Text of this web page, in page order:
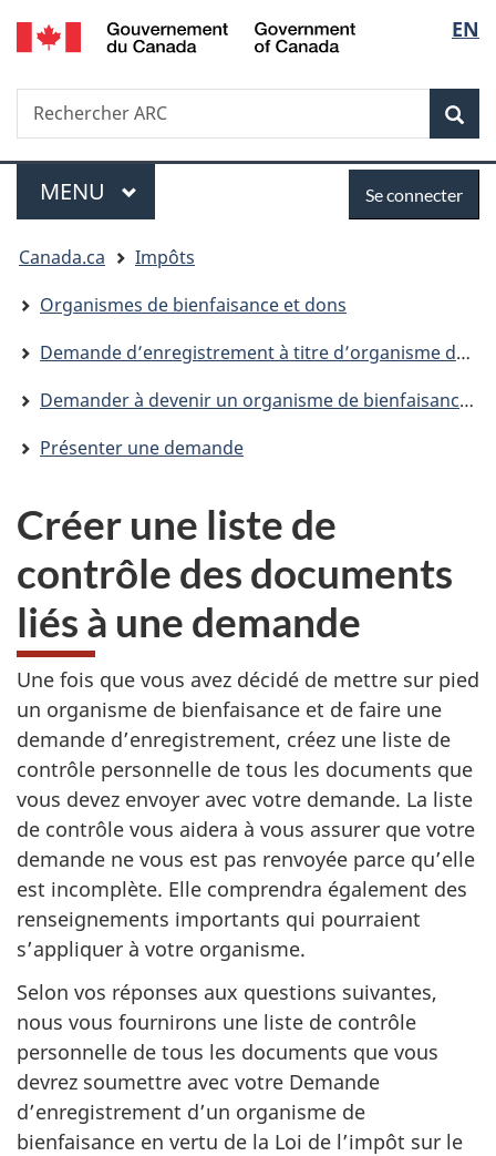
Passer
au
Passer
à
simplifiée
de
la
EN
Recherche
Rechercher
dans
Menu
MENU PRINCIPAL
connecter
Se connecter
Vous
êtes
ici
Canada.ca
Impôts
Organismes de bienfaisance et dons
Demande d’enregistrement à titre d’organisme de bienfaisance ou d'autre donataire reconnu
Demander à devenir un organisme de bienfaisance enregistré
Présenter une demande
Créer une liste de
contrôle des documents
liés à une demande
Une fois que vous avez décidé de mettre sur pied
un organisme de bienfaisance et de faire une
demande d’enregistrement, créez une liste de
contrôle personnelle de tous les documents que
vous devez envoyer avec votre demande. La liste
de contrôle vous aidera à vous assurer que votre
demande ne vous est pas renvoyée parce qu’elle
est incomplète. Elle comprendra également des
renseignements importants qui pourraient
s’appliquer à votre organisme.
Selon vos réponses aux questions suivantes,
nous vous fournirons une liste de contrôle
personnelle de tous les documents que vous
devrez soumettre avec votre Demande
d’enregistrement d’un organisme de
bienfaisance en vertu de la Loi de l’impôt sur le